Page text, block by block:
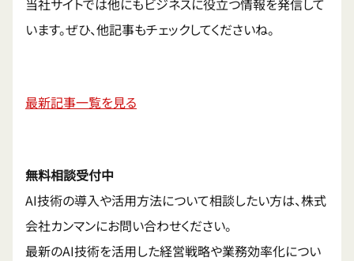
います。ぜひ、他記事もチェックしてくださいね。
最新記事一覧を見る
無料相談受付中
AI技術の導入や活用方法について相談したい方は、株式
会社カンマンにお問い合わせください。
最新のAI技術を活用した経営戦略や業務効率化につい